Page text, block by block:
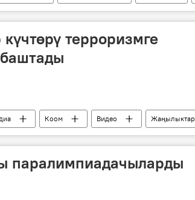
Режеп Тайип Эрдоган
терроризмге
Коом Видео Жаңылыктар
терроризм
паралимпиадачыларды